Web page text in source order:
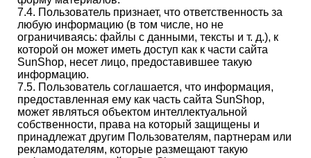
7.4. Пользователь признает, что ответственность за
любую информацию (в том числе, но не
ограничиваясь: файлы с данными, тексты и т. д.), к
которой он может иметь доступ как к части сайта
SunShop, несет лицо, предоставившее такую
информацию.
7.5. Пользователь соглашается, что информация,
предоставленная ему как часть сайта SunShop,
может являться объектом интеллектуальной
собственности, права на который защищены и
принадлежат другим Пользователям, партнерам или
рекламодателям, которые размещают такую